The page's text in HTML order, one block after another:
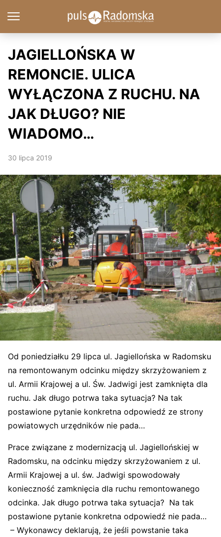
JAGIELLOŃSKA W
REMONCIE. ULICA
WYŁĄCZONA Z RUCHU. NA
JAK DŁUGO? NIE
WIADOMO…
30 lipca 2019
Od poniedziałku 29 lipca ul. Jagiellońska w Radomsku
na remontowanym odcinku między skrzyżowaniem z
ul. Armii Krajowej a ul. Św. Jadwigi jest zamknięta dla
ruchu. Jak długo potrwa taka sytuacja? Na tak
postawione pytanie konkretna odpowiedź ze strony
powiatowych urzędników nie pada…
Prace związane z modernizacją ul. Jagiellońskiej w
Radomsku, na odcinku między skrzyżowaniem z ul.
Armii Krajowej a ul. św. Jadwigi spowodowały
konieczność zamknięcia dla ruchu remontowanego
odcinka. Jak długo potrwa taka sytuacja? Na tak
postawione pytanie konkretna odpowiedź nie pada…
– Wykonawcy deklarują, że jeśli powstanie taka